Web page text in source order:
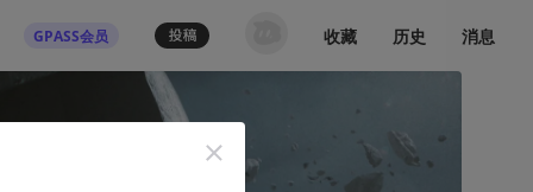
GPASS会员
登录机核你可以：
多端历史播放同步
收藏 历史 消息